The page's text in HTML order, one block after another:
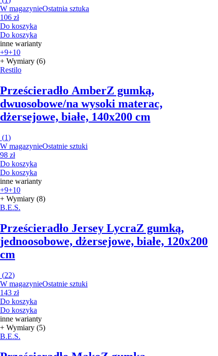
W magazynieOstatnia sztuka
106 zł
Do koszyka
Do koszyka
inne warianty
+9+10
+ Wymiary (6)
Restilo
Prześcieradło AmberZ gumką,
dwuosobowe/na wysoki materac,
dżersejowe, białe, 140x200 cm
(1)
W magazynieOstatnie sztuki
98 zł
Do koszyka
Do koszyka
inne warianty
+9+10
+ Wymiary (8)
B.E.S.
Prześcieradło Jersey LycraZ gumką,
jednoosobowe, dżersejowe, białe, 120x200
cm
(22)
W magazynieOstatnie sztuki
143 zł
Do koszyka
Do koszyka
inne warianty
+ Wymiary (5)
B.E.S.